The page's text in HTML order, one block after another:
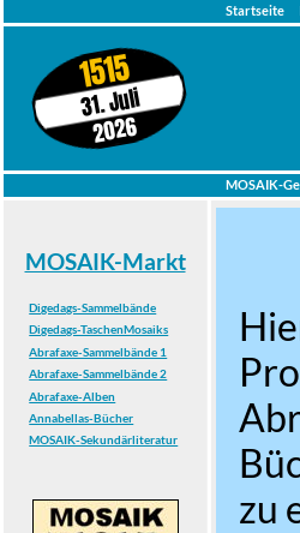
Startseite
1515
31. Juli
2026
MOSAIK-
MOSAIK-Markt
Digedags-Sammelbände
Digedags-TaschenMosaiks
Abrafaxe-Sammelbände 1
Abrafaxe-Sammelbände 2
Abrafaxe-Alben
Annabellas-Bücher
MOSAIK-Sekundärliteratur
zu